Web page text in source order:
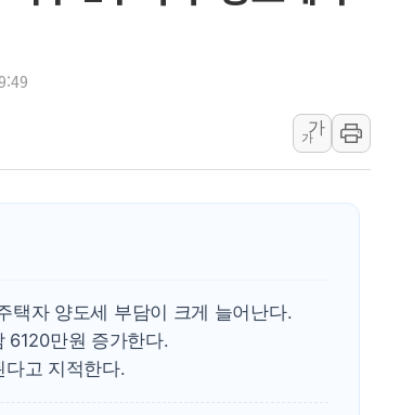
정재헌 CEO, SKT 장기고
최태원, 노소영에 9440억 지
홈플러스發 대형마트 판매,
윤준병·이해민 의원, '정부
'호우·산사태 주의보' 울진
여야, 황희 '버스 하우스'
가
가
택자 양도세 부담이 크게 늘어난다.
6120만원 증가한다.
다고 지적한다.